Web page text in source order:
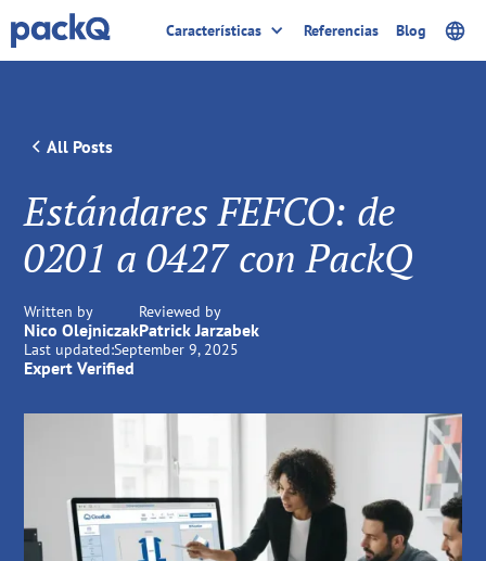
Características Referencias Blog
All Posts
Estándares FEFCO: de
0201 a 0427 con PackQ
Written by
Nico Olejniczak
Reviewed by
Patrick Jarzabek
Last updated:September 9, 2025
Expert Verified